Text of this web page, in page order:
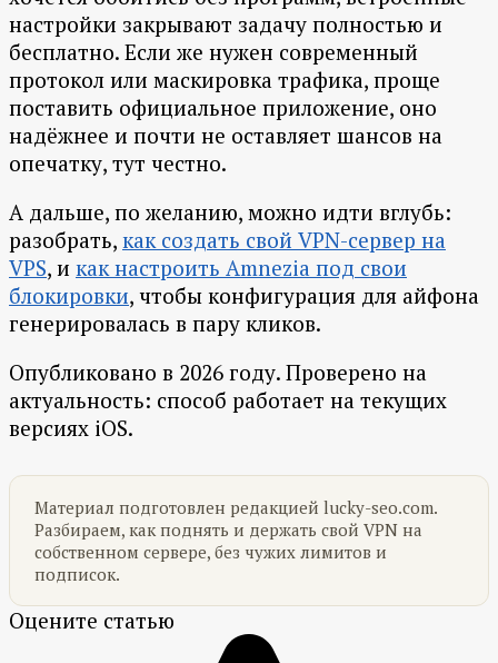
настройки закрывают задачу полностью и
бесплатно. Если же нужен современный
протокол или маскировка трафика, проще
поставить официальное приложение, оно
надёжнее и почти не оставляет шансов на
опечатку, тут честно.
А дальше, по желанию, можно идти вглубь:
разобрать, как создать свой VPN-сервер на
VPS, и как настроить Amnezia под свои
блокировки, чтобы конфигурация для айфона
генерировалась в пару кликов.
Опубликовано в 2026 году. Проверено на
актуальность: способ работает на текущих
версиях iOS.
Материал подготовлен редакцией lucky-seo.com.
Разбираем, как поднять и держать свой VPN на
собственном сервере, без чужих лимитов и
подписок.
Оцените статью